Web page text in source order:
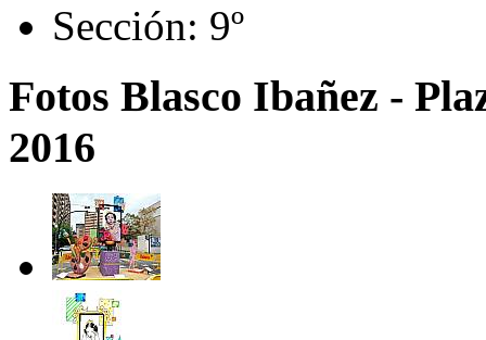
Sección: 9º
Fotos Blasco Ibañez -
2016